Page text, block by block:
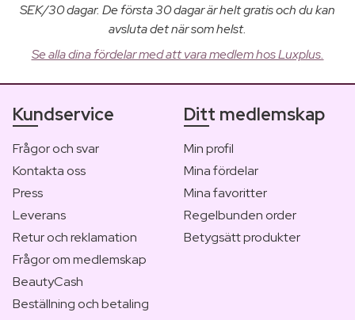
SEK/30 dagar. De första 30 dagar är helt gratis och du kan
avsluta det när som helst.
Se alla dina fördelar med att vara medlem hos Luxplus.
Kundservice
Frågor och svar
Kontakta oss
Press
Leverans
Retur och reklamation
Frågor om medlemskap
BeautyCash
Beställning och betaling
Ditt medlemskap
Min profil
Mina fördelar
Mina favoritter
Regelbunden order
Betygsätt produkter